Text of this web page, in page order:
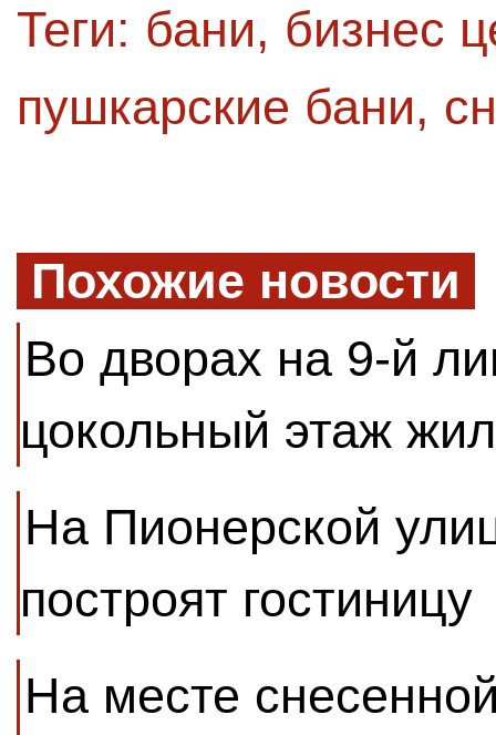
Теги: бани, бизнес
пушкарские бани,
Похожие новости
Во дворах на 9-й
цокольный этаж
На Пионерской
построят гостиницу
На месте